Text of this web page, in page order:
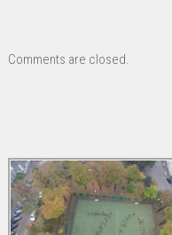
Comments are closed.